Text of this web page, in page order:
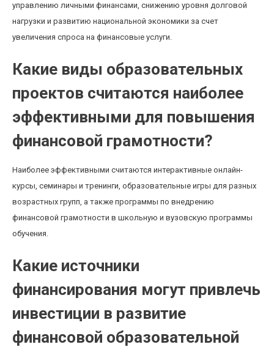
управлению личными финансами, снижению уровня долговой
нагрузки и развитию национальной экономики за счет
увеличения спроса на финансовые услуги.
Какие виды образовательных
проектов считаются наиболее
эффективными для повышения
финансовой грамотности?
Наиболее эффективными считаются интерактивные онлайн-
курсы, семинары и тренинги, образовательные игры для разных
возрастных групп, а также программы по внедрению
финансовой грамотности в школьную и вузовскую программы
обучения.
Какие источники
финансирования могут привлечь
инвестиции в развитие
финансовой образовательной